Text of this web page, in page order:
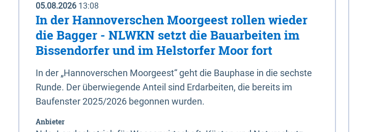
05.08.2026 13:08
In der Hannoverschen Moorgeest rollen wieder
die Bagger - NLWKN setzt die Bauarbeiten im
Bissendorfer und im Helstorfer Moor fort
In der „Hannoverschen Moorgeest“ geht die Bauphase in die sechste
Runde. Der überwiegende Anteil sind Erdarbeiten, die bereits im
Baufenster 2025/2026 begonnen wurden.
Anbieter